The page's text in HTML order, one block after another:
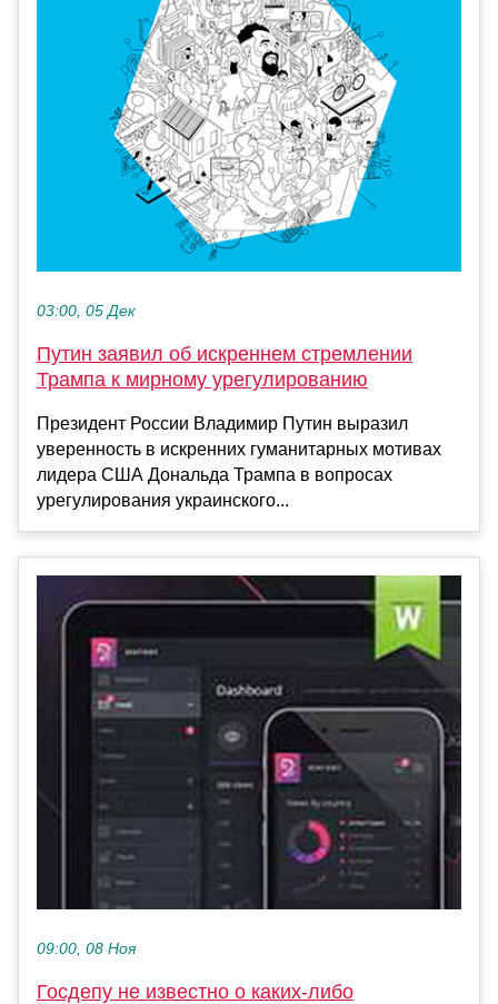
03:00, 05 Дек
Путин заявил об искреннем стремлении
Трампа к мирному урегулированию
Президент России Владимир Путин выразил
уверенность в искренних гуманитарных мотивах
лидера США Дональда Трампа в вопросах
урегулирования украинского...
09:00, 08 Ноя
Госдепу не известно о каких-либо